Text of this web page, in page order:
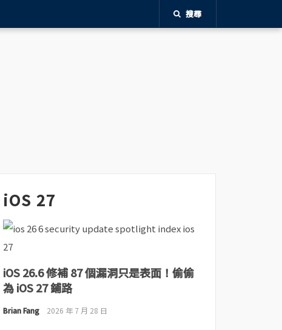
搜尋
iOS 27
iOS 26.6 修補 87 個漏洞只是表面！偷偷
為 iOS 27 鋪路
Brian Fang 2026 年 7 月 28 日